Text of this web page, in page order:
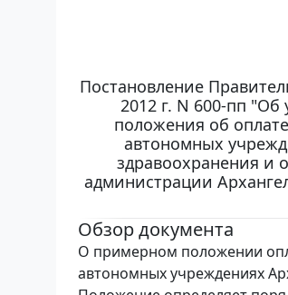
Постановление
2012 г. N 600-пп
положения об
автономных
здравоохранения и
администрации
Обзор документа
О примерном положении
автономных учреждениях